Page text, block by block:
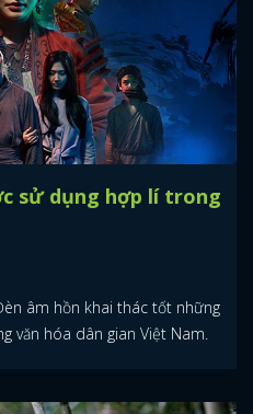
sử dụng hợp lí trong
âm hồn khai thác tốt những
văn hóa dân gian Việt Nam.